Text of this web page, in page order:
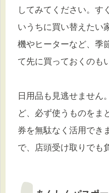
してみてください。す
いうちに買い替えたい
機やヒーターなど、季
て先に買っておくのも
日用品も見逃せません
ど、必ず使うものをま
券を無駄なく活用でき
で、店頭受け取りでも